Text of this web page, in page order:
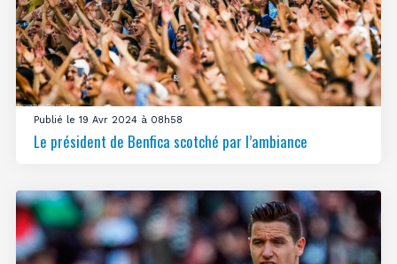
Publié le 19 Avr 2024 à 08h58
Le président de Benfica scotché par l’ambiance